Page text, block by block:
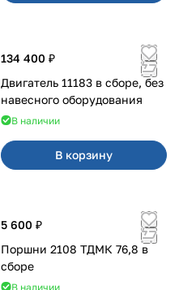
134 400 ₽
Двигатель 11183 в сборе, без
навесного оборудования
В наличии
В корзину
5 600 ₽
Поршни 2108 ТДМК 76,8 в
сборе
В наличии